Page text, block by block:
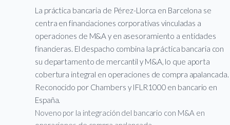
La práctica bancaria de Pérez-Llorca en Barcelona se
centra en financiaciones corporativas vinculadas a
operaciones de M&A y en asesoramiento a entidades
financieras. El despacho combina la práctica bancaria con
su departamento de mercantil y M&A, lo que aporta
cobertura integral en operaciones de compra apalancada.
Reconocido por Chambers y IFLR1000 en bancario en
España.
Noveno por la integración del bancario con M&A en